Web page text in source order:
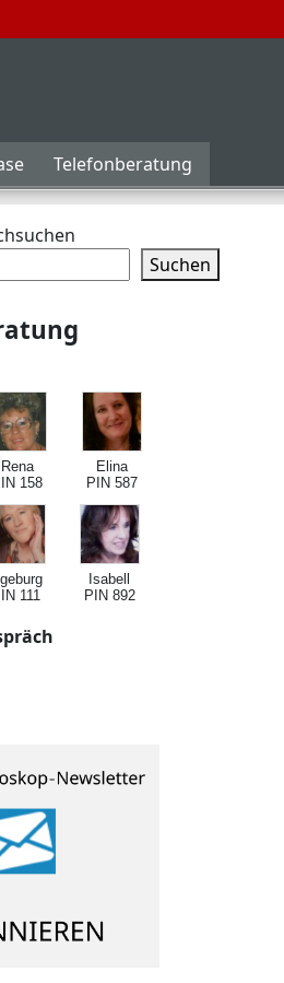
Telefonberatung
Suchen
Rena
158
Elina
PIN 587
111
Isabell
PIN 892